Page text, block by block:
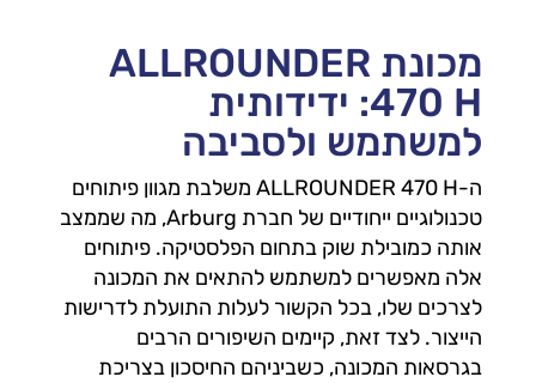
מכונת ALLROUNDER
470 H: ידידותית
למשתמש ולסביבה
ה-ALLROUNDER 470 H משלבת מגוון פיתוחים
טכנולוגיים ייחודיים של חברת Arburg, מה שממצב
אותה כמובילת שוק בתחום הפלסטיקה. פיתוחים
אלה מאפשרים למשתמש להתאים את המכונה
לצרכים שלו, בכל הקשור לעלות התועלת לדרישות
הייצור. לצד זאת, קיימים השיפורים הרבים
בגרסאות המכונה, כשביניהם החיסכון בצריכת